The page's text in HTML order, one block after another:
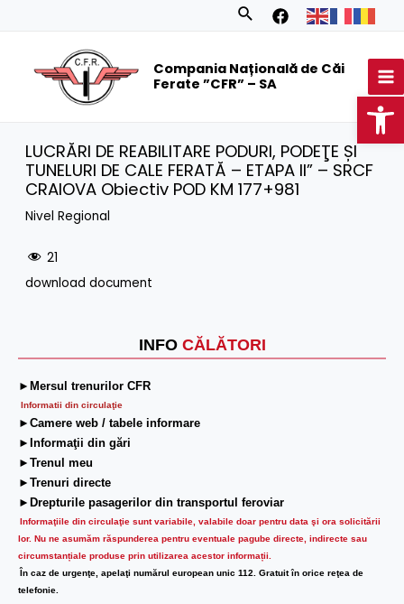
Search
Compania Națională de Căi
Ferate ”CFR” – SA
INFO CĂLĂTORI
►Mersul trenurilor CFR
Informatii din circulaţie
►Camere web / tabele informare
►Informaţii din gări
►Trenul meu
►Trenuri directe
►Drepturile pasagerilor din transportul feroviar
Informaţiile din circulaţie sunt variabile, valabile doar pentru data şi ora solicitării
lor. Nu ne asumăm răspunderea pentru eventuale pagube directe, indirecte sau
circumstanțiale produse prin utilizarea acestor informații.
În caz de urgenţe, apelaţi numărul european unic 112. Gratuit în orice reţea de
telefonie.
LUCRĂRI DE REABILITARE PODURI, PODEŢE ȘI
TUNELURI DE CALE FERATĂ – ETAPA II” – SRCF
CRAIOVA Obiectiv POD KM 177+981
Nivel Regional
21
download document